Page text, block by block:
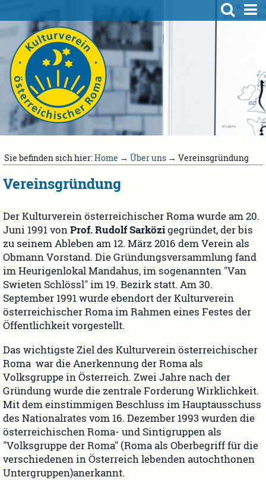
Sie befinden sich hier:Home → Über uns → Vereinsgründung
Vereinsgründung
Der Kulturverein österreichischer Roma wurde am 20.
Juni 1991 vonProf. Rudolf Sarközigegründet, der bis
zu seinem Ableben am 12. März 2016 dem Verein als
Obmann Vorstand. Die Gründungsversammlung fand
im Heurigenlokal Mandahus, im sogenannten "Van
Swieten Schlössl" im 19. Bezirk statt. Am 30.
September 1991 wurde ebendort der Kulturverein
österreichischer Roma im Rahmen eines Festes der
Öffentlichkeit vorgestellt.
Das wichtigste Ziel des Kulturverein österreichischer
Roma war die Anerkennung der Roma als
Volksgruppe in Österreich. Zwei Jahre nach der
Gründung wurde die zentrale Forderung Wirklichkeit.
Mit dem einstimmigen Beschluss im Hauptausschuss
des Nationalrates vom 16. Dezember 1993 wurden die
österreichischen Roma- und Sintigruppen als
"Volksgruppe der Roma" (Roma als Oberbegriff für die
verschiedenen in Österreich lebenden autochthonen
Untergruppen)anerkannt.